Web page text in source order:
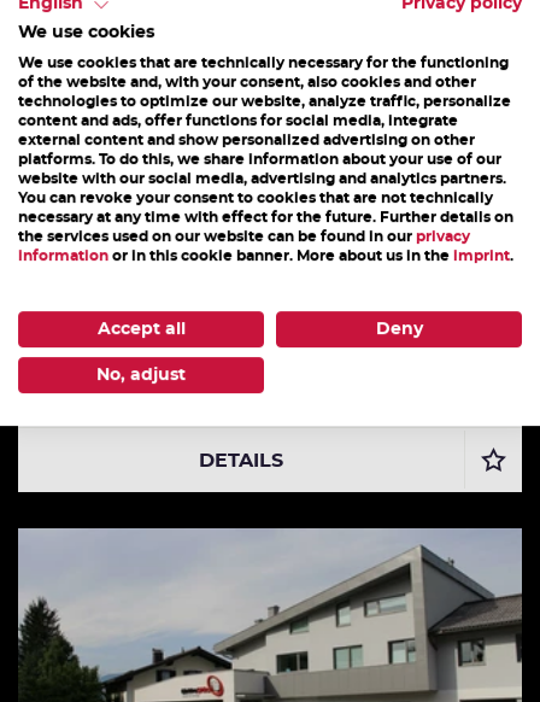
DAS KÖNNTE DICH AUCH INTERESSIEREN
ALPINSCHULE MARKUS HIRNBÖCK
Klettern/Sport-/Felsklettern
DETAILS
English
Privacy policy
We use cookies
We use cookies that are technically necessary for the functioning
of the website and, with your consent, also cookies and other
technologies to optimize our website, analyze traffic, personalize
content and ads, offer functions for social media, integrate
external content and show personalized advertising on other
platforms. To do this, we share information about your use of our
website with our social media, advertising and analytics partners.
You can revoke your consent to cookies that are not technically
necessary at any time with effect for the future. Further details on
the services used on our website can be found in our privacy
information or in this cookie banner. More about us in the imprint.
Accept all Deny
No, adjust